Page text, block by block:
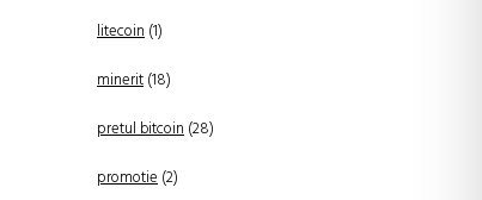
litecoin(1)
minerit(18)
pretul bitcoin(28)
promotie(2)